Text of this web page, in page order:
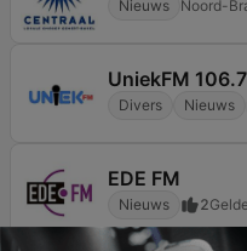
Nieuws Noord-
UniekFM 106.7
Divers Nieuws
EDE FM
Nieuws 2